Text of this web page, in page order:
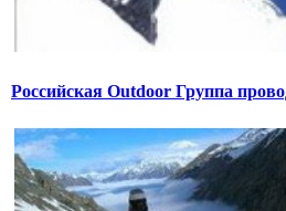
Российская Outdoor Группа